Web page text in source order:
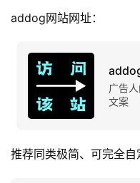
addog网站网址：
广告
文案
推荐同类极简、可完全自